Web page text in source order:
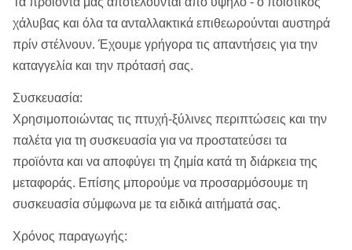
χάλυβας και όλα τα ανταλλακτικά επιθεωρούνται αυστηρά
πρίν στέλνουν. Έχουμε γρήγορα τις απαντήσεις για την
καταγγελία και την πρότασή σας.
Συσκευασία:
Χρησιμοποιώντας τις πτυχή-ξύλινες περιπτώσεις και την
παλέτα για τη συσκευασία για να προστατεύσει τα
προϊόντα και να αποφύγει τη ζημία κατά τη διάρκεια της
μεταφοράς. Επίσης μπορούμε να προσαρμόσουμε τη
συσκευασία σύμφωνα με τα ειδικά αιτήματά σας.
Χρόνος παραγωγής: